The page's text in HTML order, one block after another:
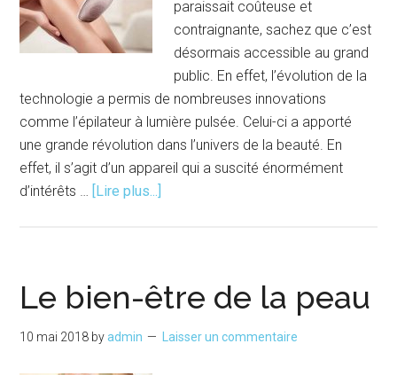
paraissait coûteuse et
contraignante, sachez que c’est
désormais accessible au grand
public. En effet, l’évolution de la
technologie a permis de nombreuses innovations
comme l’épilateur à lumière pulsée. Celui-ci a apporté
une grande révolution dans l’univers de la beauté. En
effet, il s’agit d’un appareil qui a suscité énormément
d’intérêts … [Lire plus...]
à
lumière
pulsée
Le bien-être de la peau
10 mai 2018 byadmin Laisser un commentaire